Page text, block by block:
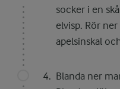
socker i en
elvisp. Rör
apelsinskal
Blanda ner